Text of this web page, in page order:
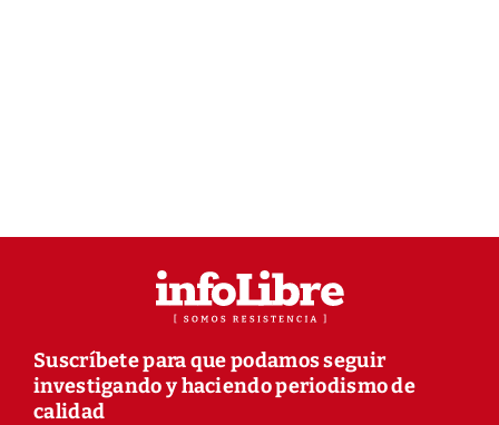
Suscríbete para que podamos seguir
investigando y haciendo periodismo de
calidad